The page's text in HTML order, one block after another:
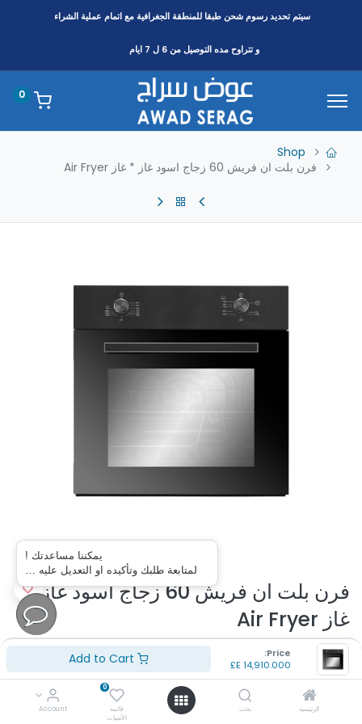
Price:
14,910.000
الرئيسية بحث
0
قائمة
الأمنيات
Account
سيتم تحديد رسوم شحن طبقا للمنطقةالجغرافية مع اتمام عملية الشراء
و تتراوح مده التوصيل من 6 ل 7 ايام
0
Shop
فرن بلت ان فريش 60 زجاج اسود غاز * غاز Air Fryer
فرن بلت ان فريش 60 زجاج اسود غاز *
غاز Air Fryer
(تقييم 0 )
الموديل: GEOFR60CMB
اللون: اسود
المقاس: 60
يمكننا مساعدتك !
لمتابعة طلبك وتأكيده او التعديل عليه …